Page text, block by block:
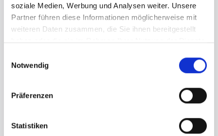
soziale Medien, Werbung und Analysen weiter. Unsere
Partner führen diese Informationen möglicherweise mit
weiteren Daten zusammen, die Sie ihnen bereitgestellt
haben oder die sie im Rahmen Ihrer Nutzung der Dienste
Notwendig
Präferenzen
Statistiken
More info
Salutation